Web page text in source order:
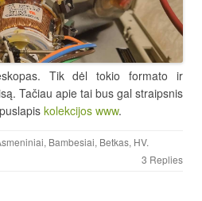
Tik dėl tokio formato ir
Tačiau apie tai bus gal straipsnis
kolekcijos www.
, Bambesiai, Betkas, HV.
3 Replies